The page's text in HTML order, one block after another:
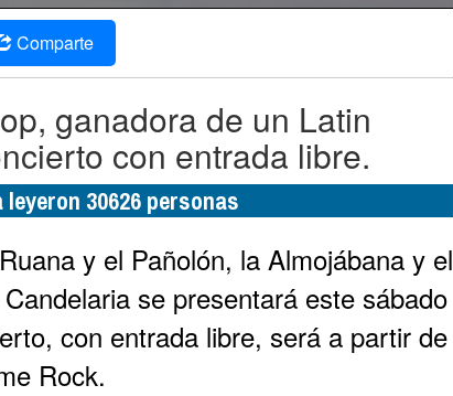
Comparte
ganadora de un Latin
con entrada libre.
30626 personas
y el Pañolón, la Almojábana y el
se presentará este sábado
con entrada libre, será a partir de
Rock.